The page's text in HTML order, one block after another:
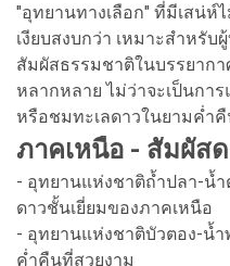
"อุทยานทางเลือก" ที่มีเสน่ห์
เงียบสงบกว่า เหมาะสำหรั
สัมผัสธรรมชาติในบรรยาก
หลากหลาย ไม่ว่าจะเป็นกา
หรือชมทะเลดาวในยามค่ำ
ภาคเหนือ - สัมผัส
- อุทยานแห่งชาติถ้ำปลา-น้ำ
ดาวชั้นเยี่ยมของภาคเหนือ
- อุทยานแห่งชาติบัวตอง-น้ำ
ค่ำคืนที่สวยงาม